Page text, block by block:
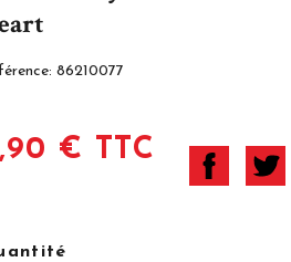
86210077
€ TTC